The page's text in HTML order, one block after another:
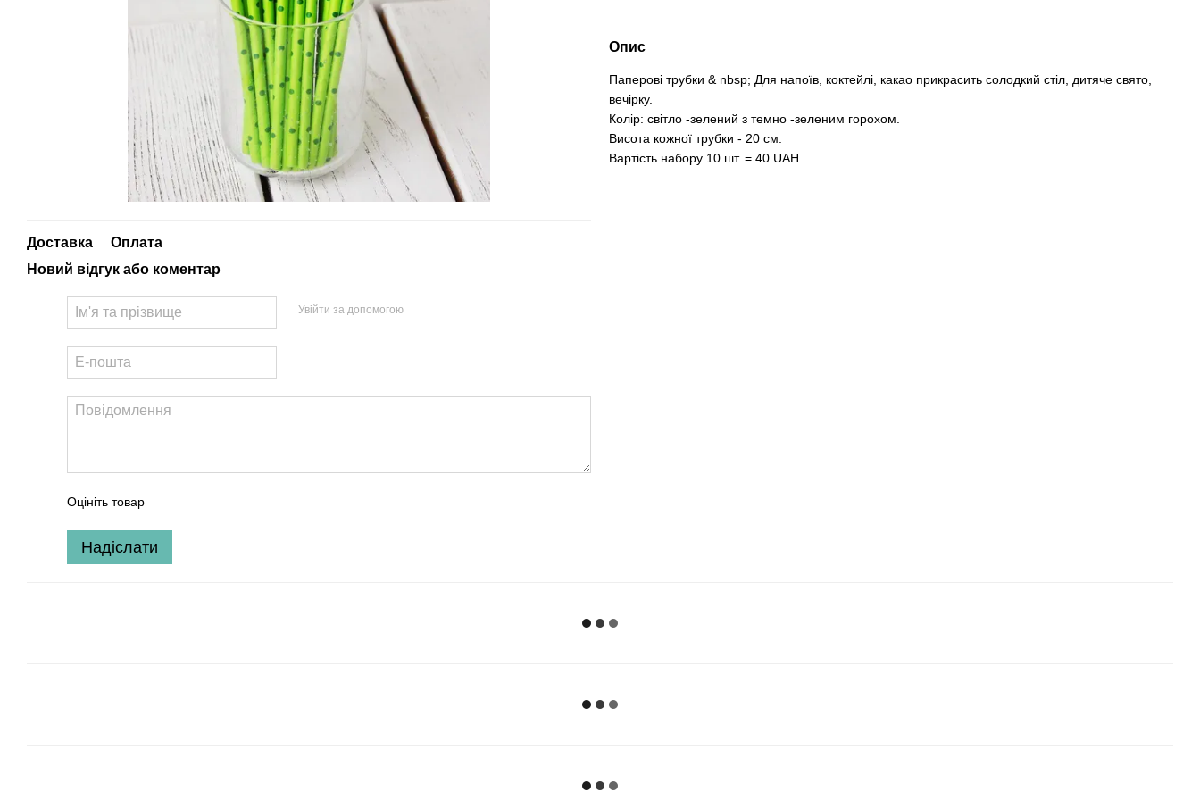
Доставка
Оплата
Новий відгук або коментар
Увійти за допомогою
Оцініть товар
Надіслати
Опис
Паперові трубки & nbsp; Для напоїв, коктейлі, какао прикрасить солодкий стіл, дитяче свято,
вечірку.
Колір: світло -зелений з темно -зеленим горохом.
Висота кожної трубки - 20 см.
Вартість набору 10 шт. = 40 UAH.